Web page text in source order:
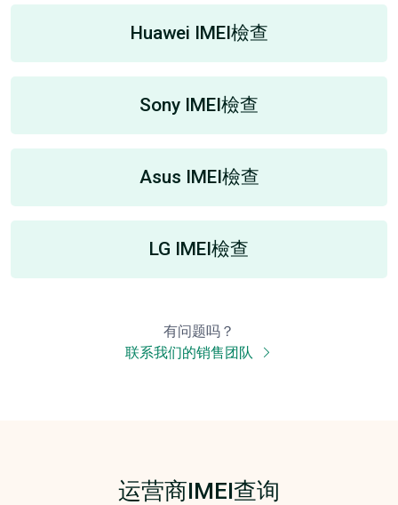
Huawei IMEI檢查
Sony IMEI檢查
Asus IMEI檢查
LG IMEI檢查
有问题吗？
联系我们的销售团队
运营商IMEI查询